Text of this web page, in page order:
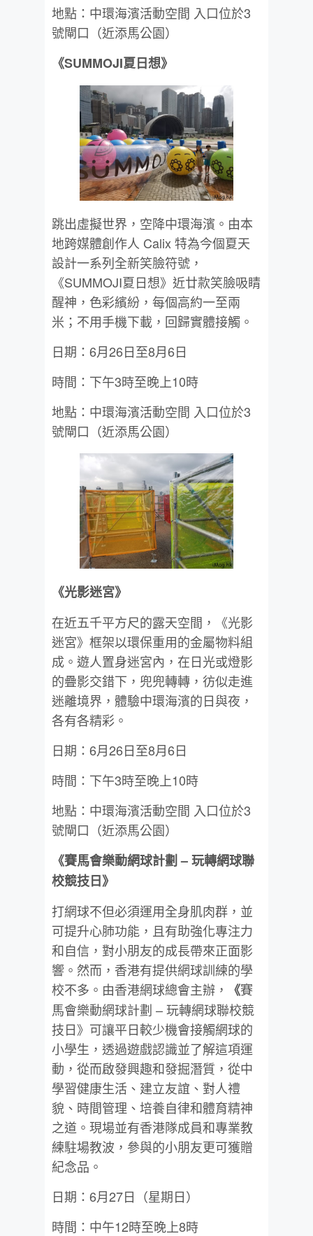
地點：中環海濱活動空間 入口位於3
號閘口（近添馬公園）
《SUMMOJI夏日想》
跳出虛擬世界，空降中環海濱。由本
地跨媒體創作人 Calix 特為今個夏天
設計一系列全新笑臉符號，
《SUMMOJI夏日想》近廿款笑臉吸睛
醒神，色彩繽紛，每個高約一至兩
米；不用手機下載，回歸實體接觸。
日期：6月26日至8月6日
時間：下午3時至晚上10時
地點：中環海濱活動空間 入口位於3
號閘口（近添馬公園）
《光影迷宮》
在近五千平方尺的露天空間，《光影
迷宮》框架以環保重用的金屬物料組
成。遊人置身迷宮內，在日光或燈影
的疊影交錯下，兜兜轉轉，彷似走進
迷離境界，體驗中環海濱的日與夜，
各有各精彩。
日期：6月26日至8月6日
時間：下午3時至晚上10時
地點：中環海濱活動空間 入口位於3
號閘口（近添馬公園）
《賽馬會樂動網球計劃 – 玩轉網球聯
校競技日》
打網球不但必須運用全身肌肉群，並
可提升心肺功能，且有助強化專注力
和自信，對小朋友的成長帶來正面影
響。然而，香港有提供網球訓練的學
校不多。由香港網球總會主辦，
《賽
馬會樂動網球計劃 – 玩轉網球聯校競
技日》可讓平日較少機會接觸網球的
小學生，透過遊戲認識並了解這項運
動，從而啟發興趣和發掘潛質，從中
學習健康生活、建立友誼、對人禮
貌、時間管理、培養自律和體育精神
之道。現場並有香港隊成員和專業教
練駐場教波，參與的小朋友更可獲贈
紀念品。
日期：6月27日（星期日）
時間：中午12時至晚上8時